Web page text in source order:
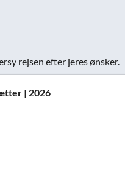
rejsen efter jeres ønsker.
| 2026